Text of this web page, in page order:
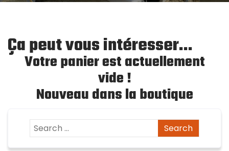
Ça peut vous intéresser…
Votre panier est actuellement
vide !
Nouveau dans la boutique